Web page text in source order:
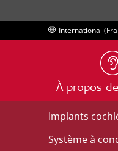
International
À propos
Implants
Système à